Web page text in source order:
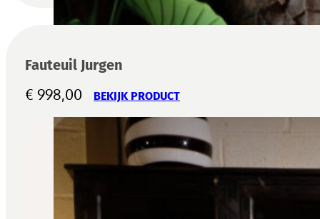
Fauteuil Jurgen
€ 998,00 BEKIJK PRODUCT